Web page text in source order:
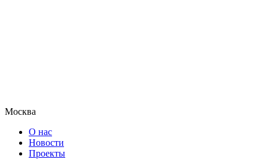
Москва
О нас
Новости
Проекты